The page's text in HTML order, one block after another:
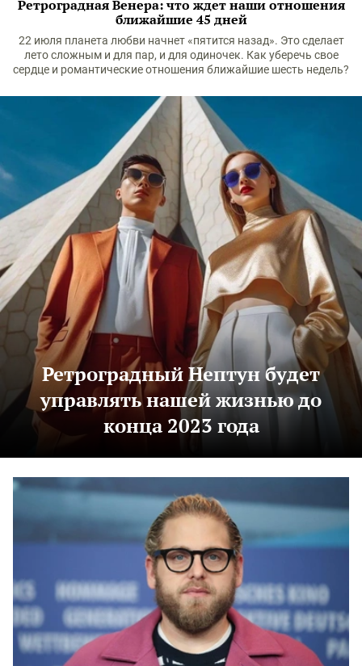
Ретроградная Венера: что ждет наши отношения
ближайшие 45 дней
22 июля планета любви начнет «пятится назад». Это сделает
лето сложным и для пар, и для одиночек. Как уберечь свое
сердце и романтические отношения ближайшие шесть недель?
Ретроградный Нептун будет
управлять нашей жизнью до
конца 2023 года